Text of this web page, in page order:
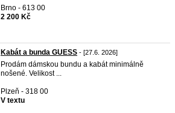
Brno - 613 00
2 200 Kč
Kabát a bunda GUESS - [27.6. 2026]
Prodám dámskou bundu a kabát minimálně
nošené. Velikost ...
Plzeň - 318 00
V textu